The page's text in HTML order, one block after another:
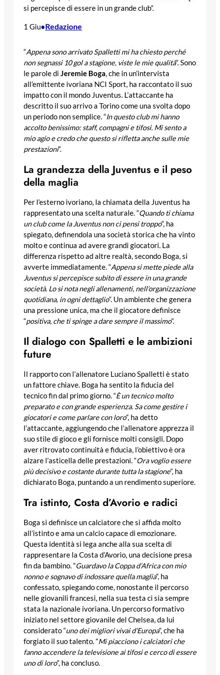
si percepisce di essere in un grande club”.
1 Giu•Redazione
“Appena sono arrivato Spalletti mi ha chiesto perché
non segnassi 10 gol a stagione, viste le mie qualità“. Sono
le parole di Jeremie Boga, che in un’intervista
all’emittente ivoriana NCI Sport, ha raccontato il suo
impatto con il mondo Juventus. L’attaccante ha
descritto il suo arrivo a Torino come una svolta dopo
un periodo non semplice. “In questo club mi hanno
accolto benissimo: staff, compagni e tifosi. Mi sento a
mio agio e credo che questo si rifletta anche sulle mie
prestazioni“.
La grandezza della Juventus e il peso
della maglia
Per l’esterno ivoriano, la chiamata della Juventus ha
rappresentato una scelta naturale. “Quando ti chiama
un club come la Juventus non ci pensi troppo“, ha
spiegato, definendola una società storica che ha vinto
molto e continua ad avere grandi giocatori. La
differenza rispetto ad altre realtà, secondo Boga, si
avverte immediatamente. “Appena si mette piede alla
Juventus si percepisce subito di essere in una grande
società. Lo si nota negli allenamenti, nell’organizzazione
quotidiana, in ogni dettaglio“. Un ambiente che genera
una pressione unica, ma che il giocatore definisce
“positiva, che ti spinge a dare sempre il massimo“.
Il dialogo con Spalletti e le ambizioni
future
Il rapporto con l’allenatore Luciano Spalletti è stato
un fattore chiave. Boga ha sentito la fiducia del
tecnico fin dal primo giorno. “È un tecnico molto
preparato e con grande esperienza. Sa come gestire i
giocatori e come parlare con loro“, ha detto
l’attaccante, aggiungendo che l’allenatore apprezza il
suo stile di gioco e gli fornisce molti consigli. Dopo
aver ritrovato continuità e fiducia, l’obiettivo è ora
alzare l’asticella delle prestazioni. “Ora voglio essere
più decisivo e costante durante tutta la stagione“, ha
dichiarato Boga, puntando a un rendimento superiore.
Tra istinto, Costa d’Avorio e radici
Boga si definisce un calciatore che si affida molto
all’istinto e ama un calcio capace di emozionare.
Questa identità si lega anche alla sua scelta di
rappresentare la Costa d’Avorio, una decisione presa
fin da bambino. “Guardavo la Coppa d’Africa con mio
nonno e sognavo di indossare quella maglia“, ha
confessato, spiegando come, nonostante il percorso
nelle giovanili francesi, nella sua testa ci sia sempre
stata la nazionale ivoriana. Un percorso formativo
iniziato nel settore giovanile del Chelsea, da lui
considerato “uno dei migliori vivai d’Europa“, che ha
forgiato il suo talento. “Mi piacciono i calciatori che
fanno accendere la televisione ai tifosi e cerco di essere
uno di loro“, ha concluso.